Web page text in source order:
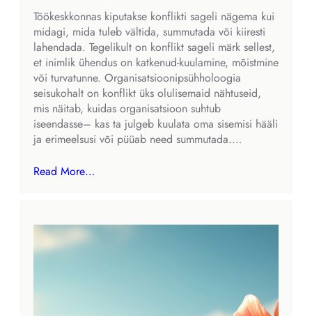
Töökeskkonnas kiputakse konflikti sageli nägema kui
midagi, mida tuleb vältida, summutada või kiiresti
lahendada. Tegelikult on konflikt sageli märk sellest,
et inimlik ühendus on katkenud-kuulamine, mõistmine
või turvatunne. Organisatsioonipsühholoogia
seisukohalt on konflikt üks olulisemaid nähtuseid,
mis näitab, kuidas organisatsioon suhtub
iseendasse– kas ta julgeb kuulata oma sisemisi hääli
ja erimeelsusi või püüab need summutada.…
Read More…